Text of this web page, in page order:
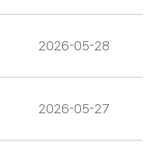
2026-05-28
2026-05-27